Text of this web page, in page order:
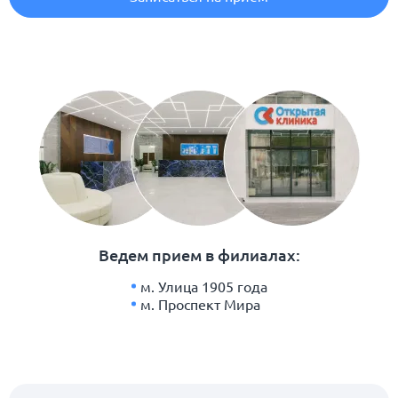
Ведем прием в филиалах:
м. Улица 1905 года
м. Проспект Мира